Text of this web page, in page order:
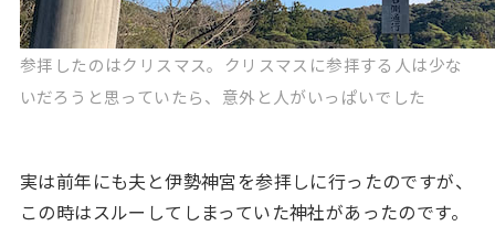
参拝したのはクリスマス。クリスマスに参拝する人は少な
いだろうと思っていたら、意外と人がいっぱいでした
実は前年にも夫と伊勢神宮を参拝しに行ったのですが、
この時はスルーしてしまっていた神社があったのです。